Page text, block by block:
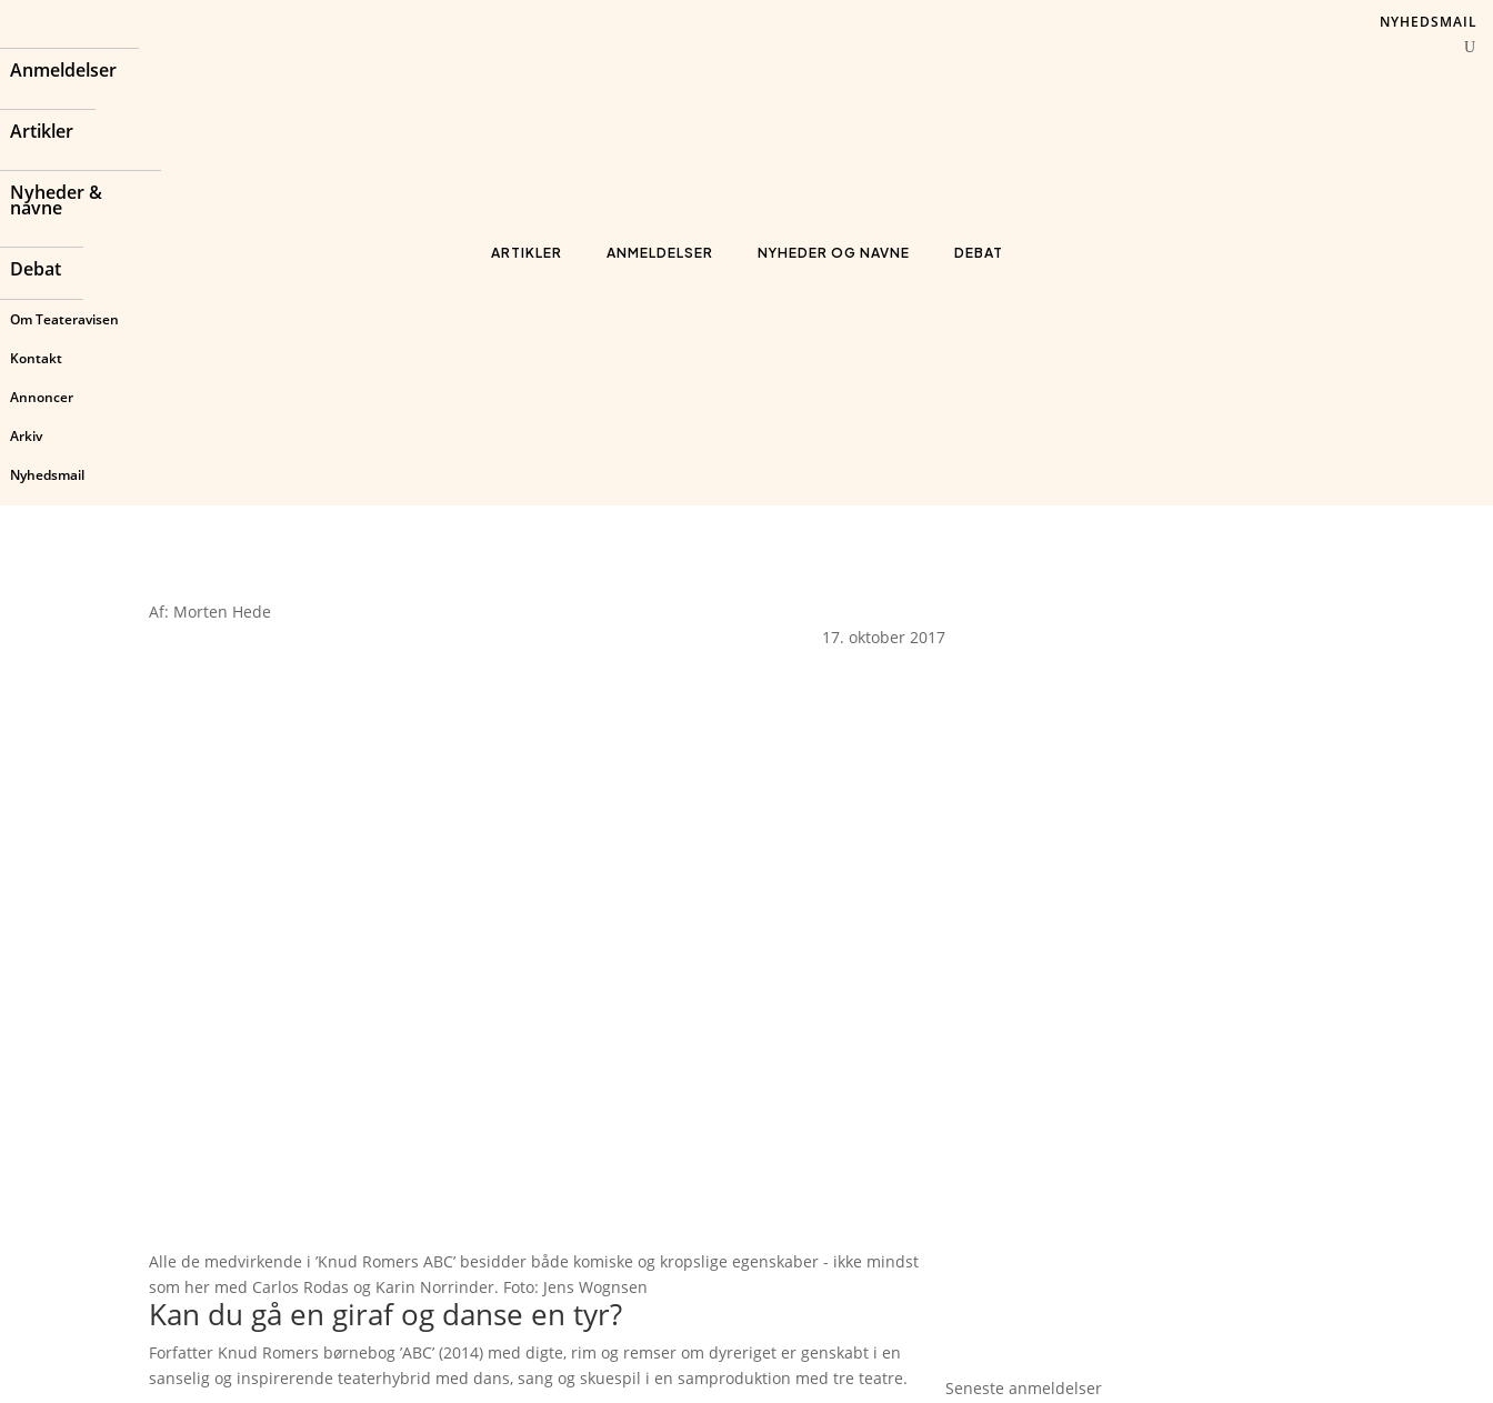
Anmeldelser
Artikler
Nyheder &
navne
Debat
Om Teateravisen
Kontakt
Annoncer
Arkiv
Nyhedsmail
ARTIKLER ANMELDELSER NYHEDER OG NAVNE DEBAT
NYHEDSMAIL
Af: Morten Hede
17. oktober 2017
Alle de medvirkende i ’Knud Romers ABC’ besidder både komiske og kropslige egenskaber - ikke mindst
som her med Carlos Rodas og Karin Norrinder. Foto: Jens Wognsen
Kan du gå en giraf og danse en tyr?
Forfatter Knud Romers børnebog ’ABC’ (2014) med digte, rim og remser om dyreriget er genskabt i en
sanselig og inspirerende teaterhybrid med dans, sang og skuespil i en samproduktion med tre teatre.
Seneste anmeldelser